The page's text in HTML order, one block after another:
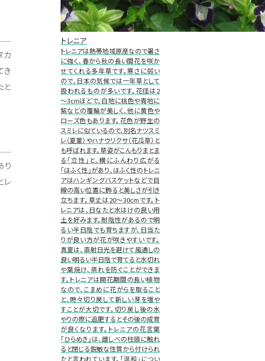
カ
き
と
り
レ
トレニア
トレニアは熱帯地域原産なので暑さ
に強く、春から秋の長い間花を咲か
せてくれる多年草です。寒さに弱い
ので、日本の気候では一年草として
扱われるものが多いです。花径は2
～3cmほどで、白地に桃色や青地に
紫などの覆輪が美しく、他に黄色や
ローズ色もあります。花色が野生の
スミレに似ているので、別名ナツスミ
レ（夏菫）やハナウリクサ（花瓜草）と
も呼ばれます。草姿がこんもりまとま
る「立性」と、横にふんわり広がる
「ほふく性」があり、ほふく性のトレニ
アはハンギングバスケットなどで目
線の高い位置に飾ると美しさが引き
立ちます。草丈は20～30cmです。ト
レニアは、日なたと水はけの良い用
土を好みます。耐陰性があるので明
るい半日陰でも育ちますが、日当た
りが良い方が花が咲きやすいです。
真夏は、直射日光を避けて風通しの
良い明るい半日陰で育てると水切れ
や葉焼け、蒸れを防ぐことができま
す。トレニアは開花期間の長い植物
なので、こまめに花がらを取ること
と、時々切り戻して新しい芽を増や
すことが大切です。切り戻し後の水
やりの際に追肥するとその後の成育
が良くなります。トレニアの花言葉
「ひらめき」は、雌しべの柱頭に触れ
ると閉じる鋭敏な性質から付けられ
たと言われています。「温和」につい